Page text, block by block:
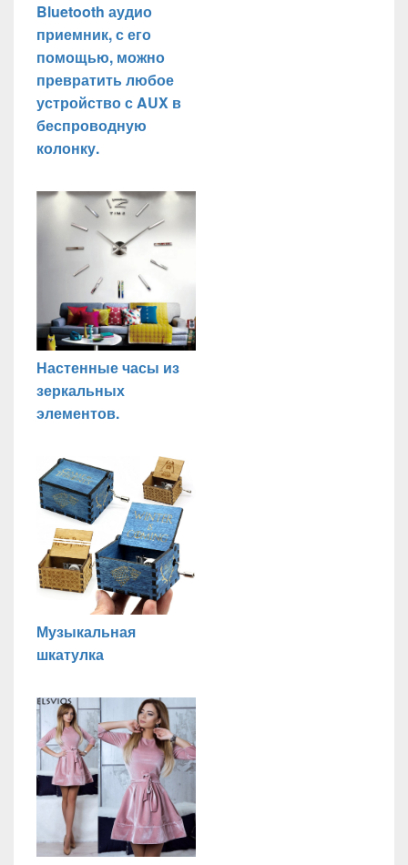
Bluetooth аудио
приемник, с его
помощью, можно
превратить любое
устройство с AUX в
беспроводную
колонку.
Настенные часы из
зеркальных
элементов.
Музыкальная
шкатулка